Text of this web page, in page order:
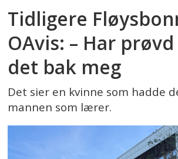
Tidligere
OAvis: – Har
det bak meg
Det sier en kvinne som hadde
mannen som lærer.